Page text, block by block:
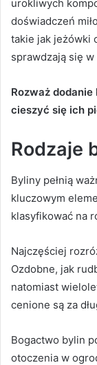
urokliwych
doświadczeń
takie jak jeżówki
sprawdzają się
Rozważ
cieszyć się ich
Rodzaje
Byliny pełnią
kluczowym
klasyfikować na
Najczęściej
Ozdobne, jak
natomiast
cenione są za
Bogactwo bylin
otoczenia w